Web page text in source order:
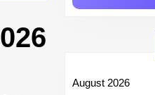
August 2026